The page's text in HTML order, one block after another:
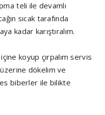
teli ile devamlı
sıcak tarafında
kadar karıştıralım.
koyup çırpalım servis
dökelim ve
biberler ile bilikte